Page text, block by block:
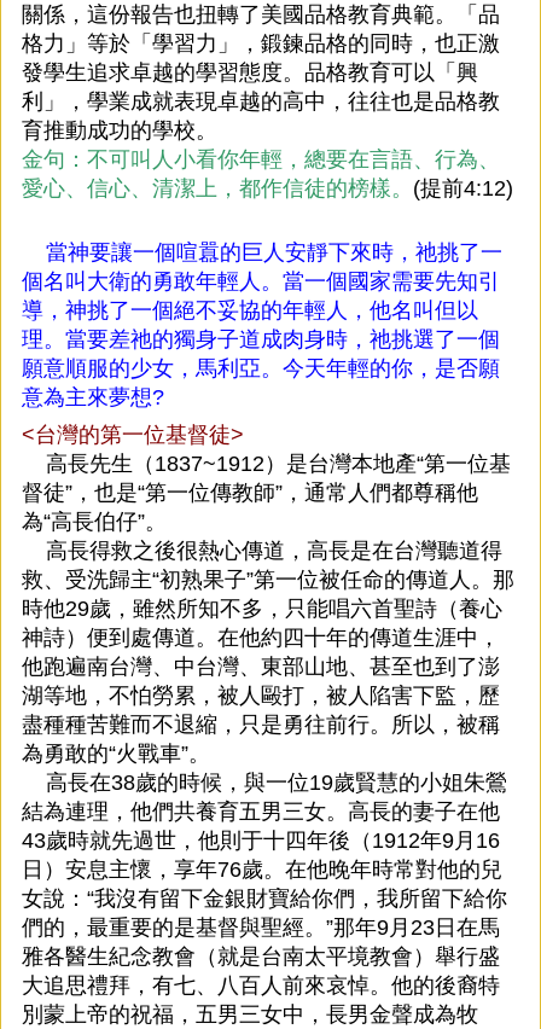
關係，這份報告也扭轉了美國品格教育典範。「品
格力」等於「學習力」，鍛鍊品格的同時，也正激
發學生追求卓越的學習態度。品格教育可以「興
利」，學業成就表現卓越的高中，往往也是品格教
育推動成功的學校。
金句：不可叫人小看你年輕，總要在言語、行為、
愛心、信心、清潔上，都作信徒的榜樣。 (提前4:12)
當神要讓一個喧囂的巨人安靜下來時，祂挑了一
個名叫大衛的勇敢年輕人。當一個國家需要先知引
導，神挑了一個絕不妥協的年輕人，他名叫但以
理。當要差祂的獨身子道成肉身時，祂挑選了一個
願意順服的少女，馬利亞。今天年輕的你，是否願
意為主來夢想?
<台灣的第一位基督徒>
高長先生（1837~1912）是台灣本地產“第一位基
督徒”，也是“第一位傳教師”，通常人們都尊稱他
為“高長伯仔”。
高長得救之後很熱心傳道，高長是在台灣聽道得
救、受洗歸主“初熟果子”第一位被任命的傳道人。那
時他29歲，雖然所知不多，只能唱六首聖詩（養心
神詩）便到處傳道。在他約四十年的傳道生涯中，
他跑遍南台灣、中台灣、東部山地、甚至也到了澎
湖等地，不怕勞累，被人毆打，被人陷害下監，歷
盡種種苦難而不退縮，只是勇往前行。所以，被稱
為勇敢的“火戰車”。
高長在38歲的時候，與一位19歲賢慧的小姐朱鶯
結為連理，他們共養育五男三女。高長的妻子在他
43歲時就先過世，他則于十四年後（1912年9月16
日）安息主懷，享年76歲。在他晚年時常對他的兒
女說：“我沒有留下金銀財寶給你們，我所留下給你
們的，最重要的是基督與聖經。”那年9月23日在馬
雅各醫生紀念教會（就是台南太平境教會）舉行盛
大追思禮拜，有七、八百人前來哀悼。他的後裔特
別蒙上帝的祝福，五男三女中，長男金聲成為牧